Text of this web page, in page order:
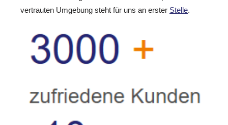
vertrauten Umgebung steht für uns an erster Stelle.